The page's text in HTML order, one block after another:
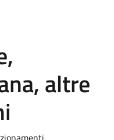
altre